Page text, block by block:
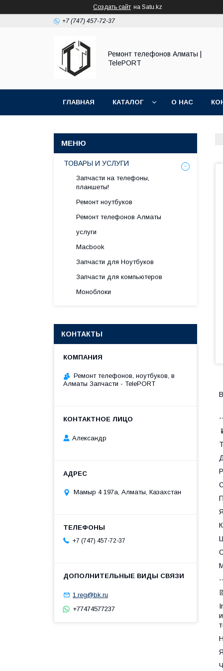
Создать сайт на Satu.kz
+7 (747) 457-72-37
Ремонт телефонов Алматы |
TelePORT
ГЛАВНАЯ КАТАЛОГ О НАС
ТОВАРЫ И УСЛУГИ
Запчасти на телефоны,
планшеты!
Ремонт ноутбуков
Ремонт телефонов Алматы
услуги
Macbook
Запчасти для Ноутбуков
Запчасти для компьютеров
Моноблоки
КОНТАКТЫ
Ремонт телефонов, ноутбуков, в
Алматы Запчасти - TelePORT
Александр
Мамыр 4 197а, Алматы, Казахстан
+7 (747) 457-72-37
1.reg@bk.ru
+77474577237